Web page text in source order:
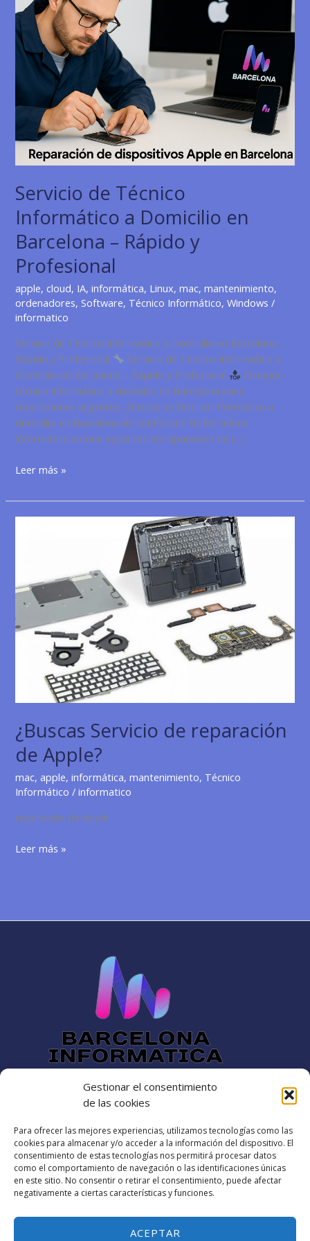
Gestionar el consentimiento
de las cookies
Para ofrecer las mejores experiencias, utilizamos tecnologías como las
cookies para almacenar y/o acceder a la información del dispositivo. El
consentimiento de estas tecnologías nos permitirá procesar datos
como el comportamiento de navegación o las identificaciones únicas
en este sitio. No consentir o retirar el consentimiento, puede afectar
negativamente a ciertas características y funciones.
ACEPTAR
Servicio de Técnico
Informático a Domicilio en
Barcelona – Rápido y
Profesional
apple,cloud, IA,informática, Linux,mac,mantenimiento,
ordenadores,Software, Técnico Informático,Windows /
informatico
Servicio de Técnico Informático a Domicilio en Barcelona –
Rápido y Profesional
Servicio de Técnico Informático a
Domicilio en Barcelona – Rápido y Profesional
El mejor
técnico informático a domicilio en Barcelona para
reparaciones urgentes ¿Buscas un técnico informático a
domicilio en Barcelona de confianza? En Barcelona
Informática somos expertos en reparación de […]
Servicio
Técnico
Informático
Barcelona
–
y
Profesional
Leer más »
¿Buscas Servicio de reparación
de Apple?
mac,apple,informática,mantenimiento, Técnico
Informático /informatico
reparación de Apple
¿Buscas
Leer más »
Rambla catalana 60
barcelonainformatica88@gmail.com​
+34 642-16-12-25